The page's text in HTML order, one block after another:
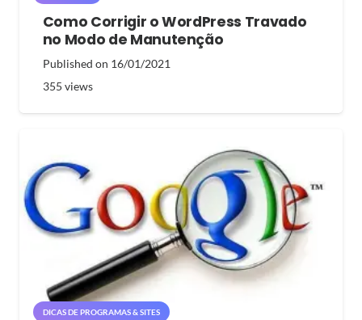
Como Corrigir o WordPress Travado
no Modo de Manutenção
Published on 16/01/2021
355 views
DICAS DE PROGRAMAS & SITES